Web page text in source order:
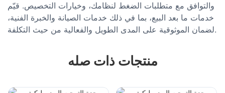
والتوافق مع متطلبات الضغط لنظامك، وخيارات التخصيص. قيّم
خدمات ما بعد البيع، بما في ذلك خدمات الصيانة والخبرة الفنية،
لضمان الموثوقية على المدى الطويل والفعالية من حيث التكلفة.
منتجات ذات صله